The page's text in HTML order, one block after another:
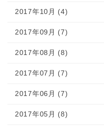
2017年10月 (4)
2017年09月 (7)
2017年08月 (8)
2017年07月 (7)
2017年06月 (7)
2017年05月 (8)